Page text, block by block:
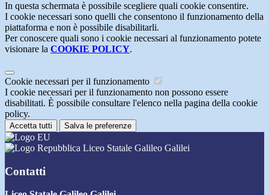
In questa schermata è possibile scegliere quali cookie consentire.
I cookie necessari sono quelli che consentono il funzionamento della
piattaforma e non è possibile disabilitarli.
Per conoscere quali sono i cookie necessari al funzionamento potete
visionare la COOKIE POLICY.
Cookie necessari per il funzionamento
I cookie necessari per il funzionamento non possono essere
disabilitati. È possibile consultare l'elenco nella pagina della cookie
policy.
Accetta tutti Salva le preferenze
Liceo Statale Galileo Galilei
Contatti